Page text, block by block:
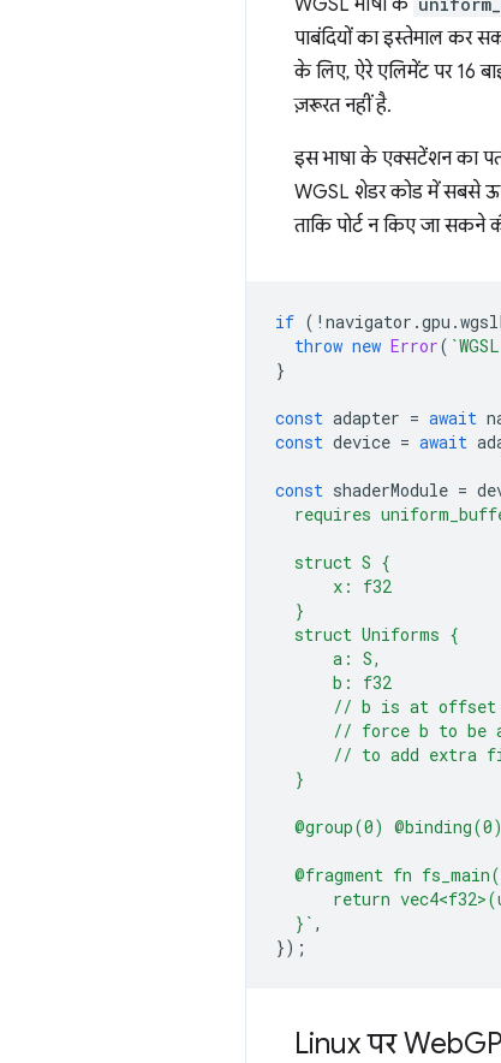
WGSL भाषा के
पाबंदियों का इस्तेमाल कर
के लिए, ऐरे एलिमेंट पर 16
ज़रूरत नहीं है.
इस भाषा के एक्सटेंशन का
WGSL शेडर कोड में सबसे
ताकि पोर्ट न किए जा सकने
if ( ! navigator .gpu .
throw new Error(
}
const adapter = await
const device = await
const shaderModule =
requires
  struct S {
      x: f32
  }
  struct Uniforms {
      a: S,
      b: f32
// b is at
// force b to be
// to add extra
  }
@group(0)
@fragment fn
return
  }`
,
});
Linux पर Web